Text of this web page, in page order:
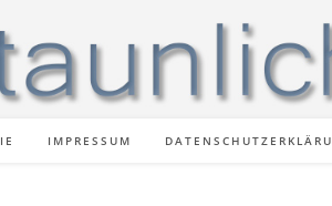
IMPRESSUM